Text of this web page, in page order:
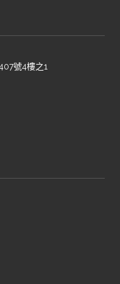
號4樓之1